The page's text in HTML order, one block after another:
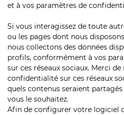
et à vos paramètres de
Si vous interagissez de toute
ou les pages dont nous
nous collectons des données
profils, conformément à vos
sur ces réseaux sociaux. Merci
confidentialité sur ces réseaux
quels contenus seraient
vous le souhaitez.
Afin de configurer votre logiciel